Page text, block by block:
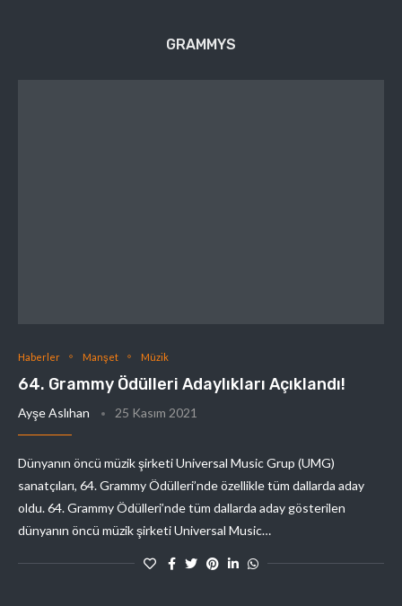
GRAMMYS
Haberler Manşet Müzik
64. Grammy Ödülleri Adaylıkları Açıklandı!
Ayşe Aslıhan 25 Kasım 2021
Dünyanın öncü müzik şirketi Universal Music Grup (UMG)
sanatçıları, 64. Grammy Ödülleri’nde özellikle tüm dallarda aday
oldu. 64. Grammy Ödülleri’nde tüm dallarda aday gösterilen
dünyanın öncü müzik şirketi Universal Music…